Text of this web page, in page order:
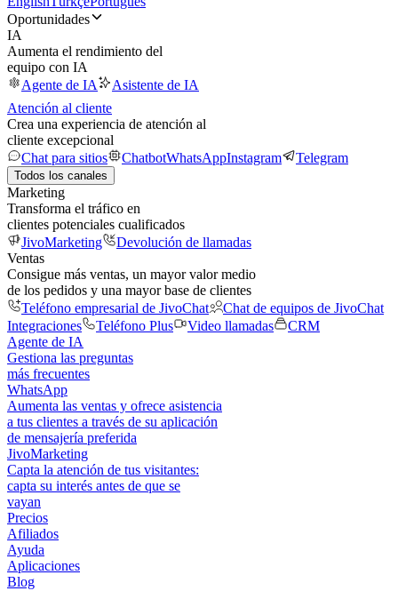
Oportunidades
IA
Aumenta el rendimiento del
equipo con IA
Agente de IA
Asistente de IA
Atención al cliente
Crea una experiencia de atención al
cliente excepcional
Chat para sitios
ChatbotWhatsAppInstagram Telegram
Todos los canales
Marketing
Transforma el tráfico en
clientes potenciales cualificados
JivoMarketing
Devolución de llamadas
Ventas
Consigue más ventas, un mayor valor medio
de los pedidos y una mayor base de clientes
Teléfono empresarial de JivoChat
Chat de equipos de JivoChat
Integraciones
Teléfono Plus Video llamadas
CRM
Agente de IA
Gestiona las preguntas
más frecuentes
WhatsApp
Aumenta las ventas y ofrece asistencia
a tus clientes a través de su aplicación
de mensajería preferida
JivoMarketing
Capta la atención de tus visitantes:
capta su interés antes de que se
vayan
Precios
Afiliados
Ayuda
Aplicaciones
Blog